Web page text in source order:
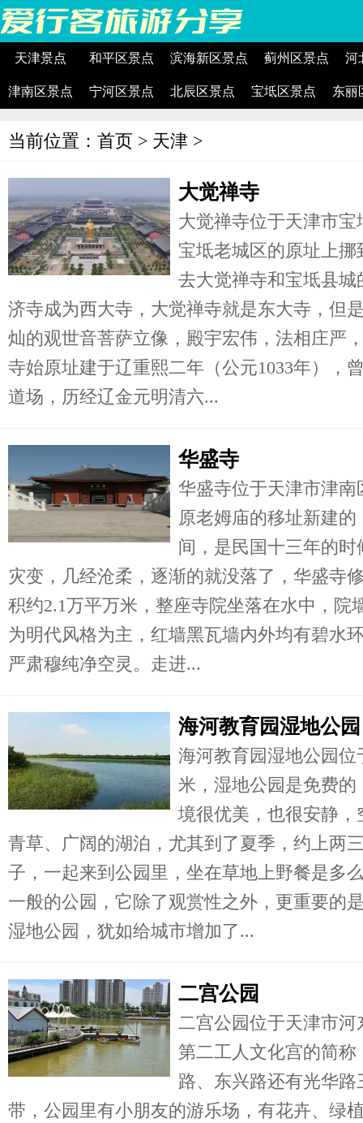
天津景点 和平区景点 滨海新区景点 蓟州区景点 河
津南区景点 宁河区景点 北辰区景点 宝坻区景点 东丽
当前位置： 首页 > 天津 >
大觉禅寺
大觉禅寺位于天津市
宝坻老城区的原址上
去大觉禅寺和宝坻县
济寺成为西大寺，大觉禅寺就是东大寺，但
灿的观世音菩萨立像，殿宇宏伟，法相庄严
寺始原址建于辽重熙二年（公元1033年），
道场，历经辽金元明清六...
华盛寺
华盛寺位于天津市津
原老姆庙的移址新建
间，是民国十三年的
灾变，几经沧柔，逐渐的就没落了，华盛寺
积约2.1万平万米，整座寺院坐落在水中，院
为明代风格为主，红墙黑瓦墙内外均有碧水
严肃穆纯净空灵。走进...
海河教育园湿地公园
海河教育园湿地公园位
米，湿地公园是免费
境很优美，也很安静
青草、广阔的湖泊，尤其到了夏季，约上两
子，一起来到公园里，坐在草地上野餐是多
一般的公园，它除了观赏性之外，更重要的
湿地公园，犹如给城市增加了...
二宫公园
二宫公园位于天津市
第二工人文化宫的简称
路、东兴路还有光华
带，公园里有小朋友的游乐场，有花卉、绿